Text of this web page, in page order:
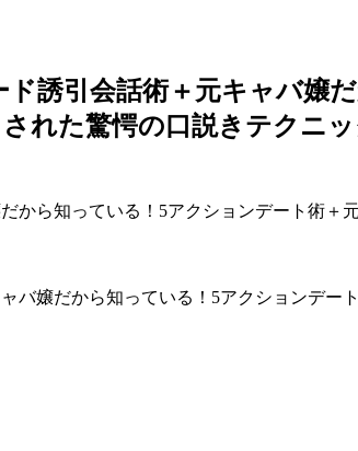
誘引会話術＋元キャバ嬢
れた驚愕の口説きテクニ
から知っている！5アクションデート術
嬢だから知っている！5アクションデー